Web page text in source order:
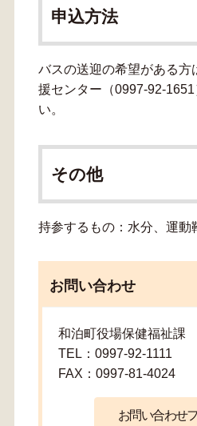
申込方法
バスの送迎の希望がある方
援センター（0997-92-
い。
その他
持参するもの：水分、運動
お問い合わせ
和泊町役場保健福祉課
TEL：0997-92-1111
FAX：0997-81-4024